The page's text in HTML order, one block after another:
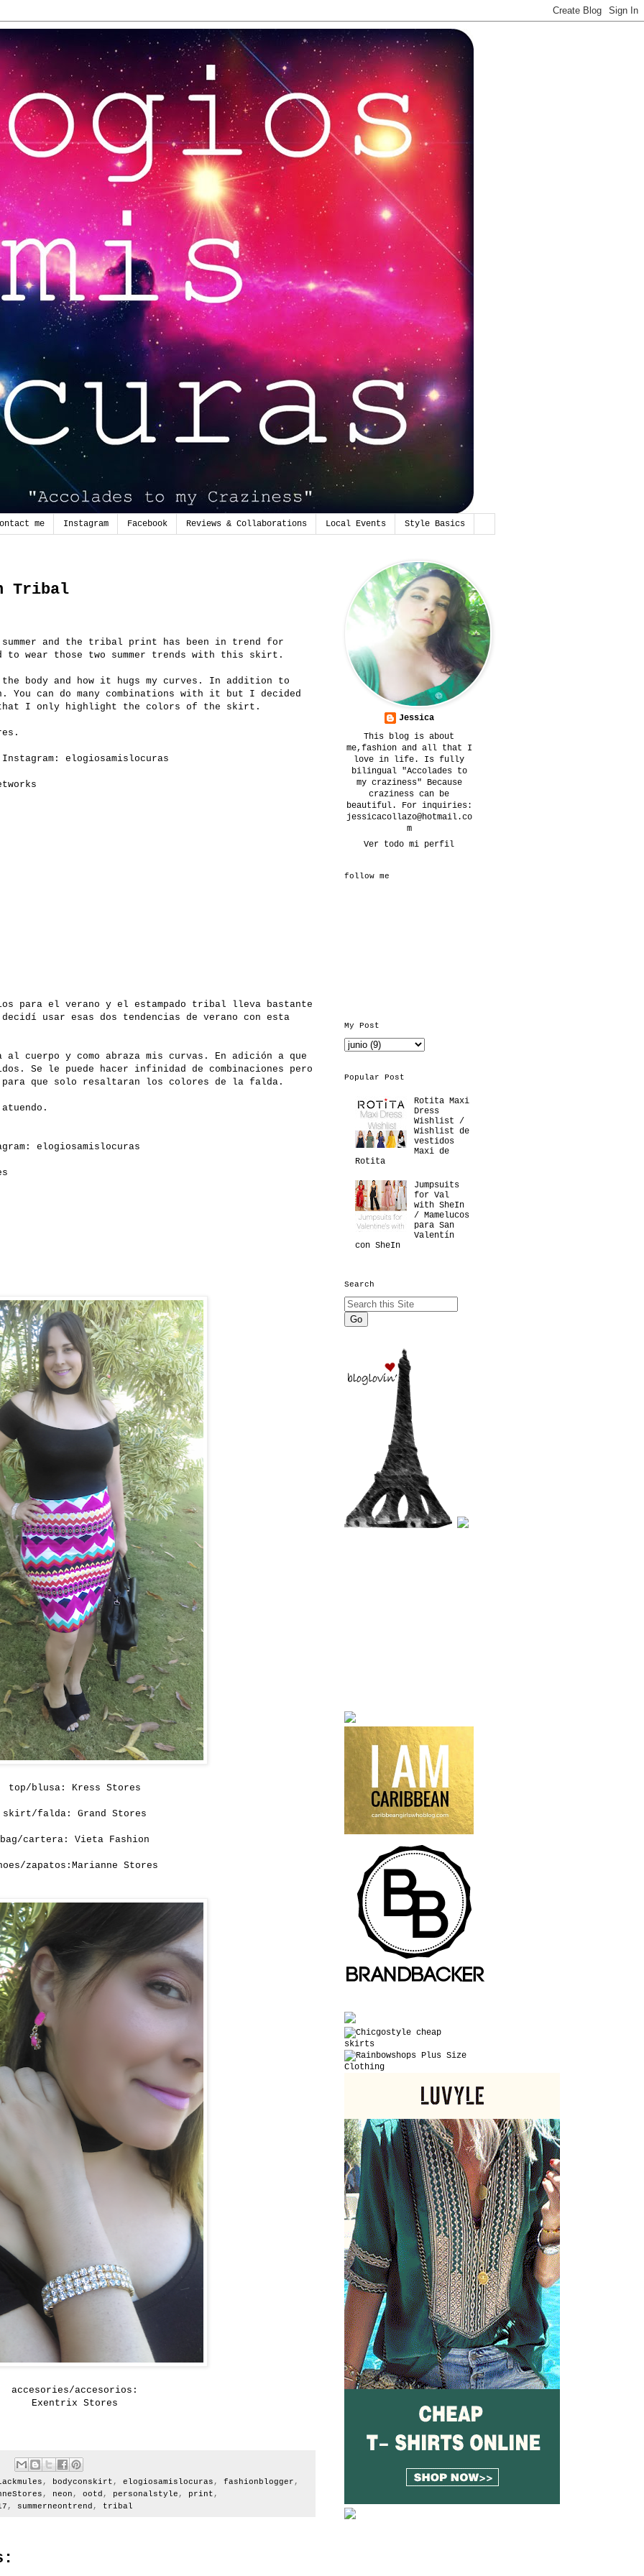
me Instagram Facebook Reviews & Collaborations Local Events Style Basics
Tribal
summer and the tribal print has been in trend for
to wear those two summer trends with this skirt.
body and how it hugs my curves. In addition to
can do many combinations with it but I decided
I only highlight the colors of the skirt.
elogiosamislocuras
para el verano y el estampado tribal lleva bastante
usar esas dos tendencias de verano con esta
al cuerpo y como abraza mis curvas. En adición a que
Se le puede hacer infinidad de combinaciones pero
que solo resaltaran los colores de la falda.
elogiosamislocuras
top/blusa: Kress Stores
skirt/falda: Grand Stores
bag/cartera: Vieta Fashion
zapatos:Marianne Stores
accesories/accesorios:
Exentrix Stores
, bodyconskirt, elogiosamislocuras, fashionblogger,
, neon, ootd, personalstyle, print,
, summerneontrend, tribal
Jessica
This blog is about
me,fashion and all that I
love in life. Is fully
bilingual "Accolades to
my craziness" Because
craziness can be
beautiful. For inquiries:
jessicacollazo@hotmail.co
m
Ver todo mi perfil
follow me
My Post
Popular Post
Rotita Maxi
Dress
Wishlist /
Wishlist de
vestidos
Maxi de
Rotita
Jumpsuits
for Val
with SheIn
/ Mamelucos
para San
Valentín
con SheIn
Search